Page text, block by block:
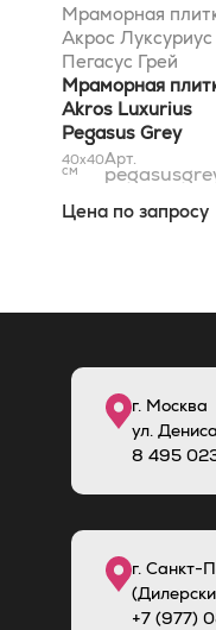
Мраморная
Акрос Луксуриус
Пегасус Грей
Бьянконе 40x40
Мраморная
Akros Luxurius
Pegasus Grey
Biancone 40x40
40x40
см
Арт.
Цена по запросу
г. Москва
ул.
8 495
г. Санкт-
+7 (977)